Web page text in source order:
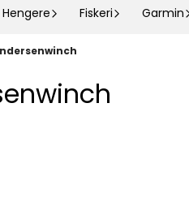
Hengere Fiskeri Garmin